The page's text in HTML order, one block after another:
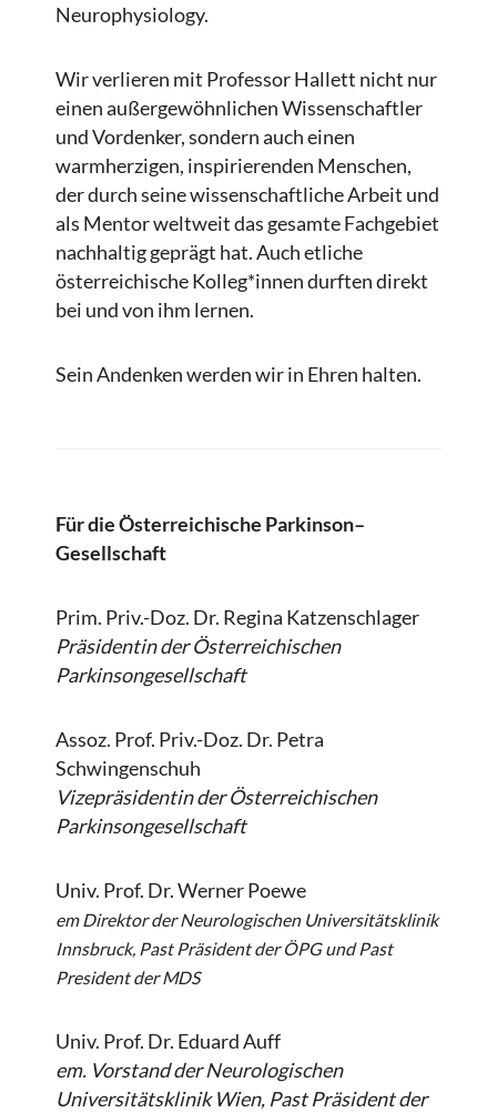
Neurophysiology.
Wir verlieren mit Professor Hallett nicht nur
einen außergewöhnlichen Wissenschaftler
und Vordenker, sondern auch einen
warmherzigen, inspirierenden Menschen,
der durch seine wissenschaftliche Arbeit und
als Mentor weltweit das gesamte Fachgebiet
nachhaltig geprägt hat. Auch etliche
österreichische Kolleg*innen durften direkt
bei und von ihm lernen.
Sein Andenken werden wir in Ehren halten.
Für die Österreichische Parkinson–
Gesellschaft
Prim. Priv.-Doz. Dr. Regina Katzenschlager
Präsidentin der Österreichischen
Parkinsongesellschaft
Assoz. Prof. Priv.-Doz. Dr. Petra
Schwingenschuh
Vizepräsidentin der Österreichischen
Parkinsongesellschaft
Univ. Prof. Dr. Werner Poewe
em Direktor der Neurologischen Universitätsklinik
Innsbruck, Past Präsident der ÖPG und Past
President der MDS
Univ. Prof. Dr. Eduard Auff
em. Vorstand der Neurologischen
Universitätsklinik Wien, Past Präsident der